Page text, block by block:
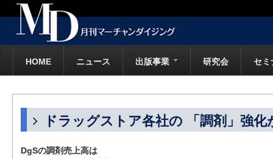
HOME ニュース 出版事業 研究会 セミ
ドラッグストア各社の 「調剤」強
DgSの調剤売上高は